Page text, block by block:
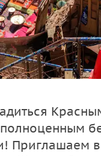
Приглашаем